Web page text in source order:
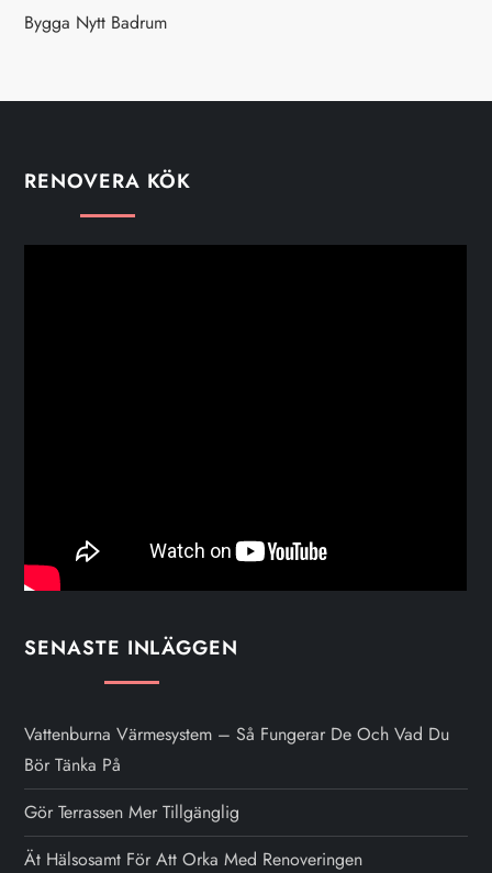
Bygga Nytt Badrum
RENOVERA KÖK
SENASTE INLÄGGEN
Vattenburna Värmesystem – Så Fungerar De Och Vad Du
Bör Tänka På
Gör Terrassen Mer Tillgänglig
Ät Hälsosamt För Att Orka Med Renoveringen